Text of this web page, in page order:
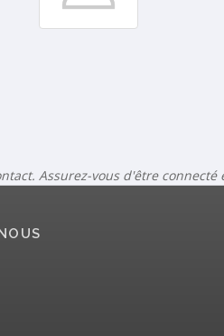
Assurez-vous d'être